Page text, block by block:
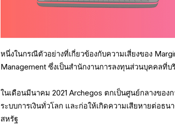
หนึ่งในกรณีตัวอย่างที่เกี่ยวข้องกับความเสี่ยงของ
Management ซึ่งเป็นสำนักงานการลงทุนส่วนบุคคลที่
ในเดือนมีนาคม 2021 Archegos ตกเป็นศูนย์กลางขอ
ระบบการเงินทั่วโลก และก่อให้เกิดความเสียหายต่อ
สหรัฐ